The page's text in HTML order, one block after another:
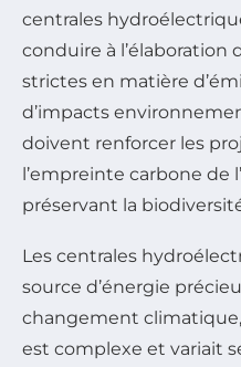
centrales
conduire à
strictes en matière
d’impacts
doivent renforcer les
l’empreinte carbone de
préservant la
Les centrales
source d’énergie
changement
est complexe et variait